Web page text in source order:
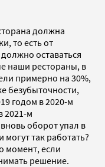
должна
то есть от
оставаться
наши рестораны, в
примерно на 30%,
безубыточности,
годом в 2020-м
2021-м
оборот упал в
так работать?
момент, если
решение.